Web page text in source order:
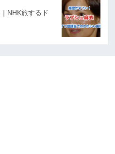
NHK旅するド